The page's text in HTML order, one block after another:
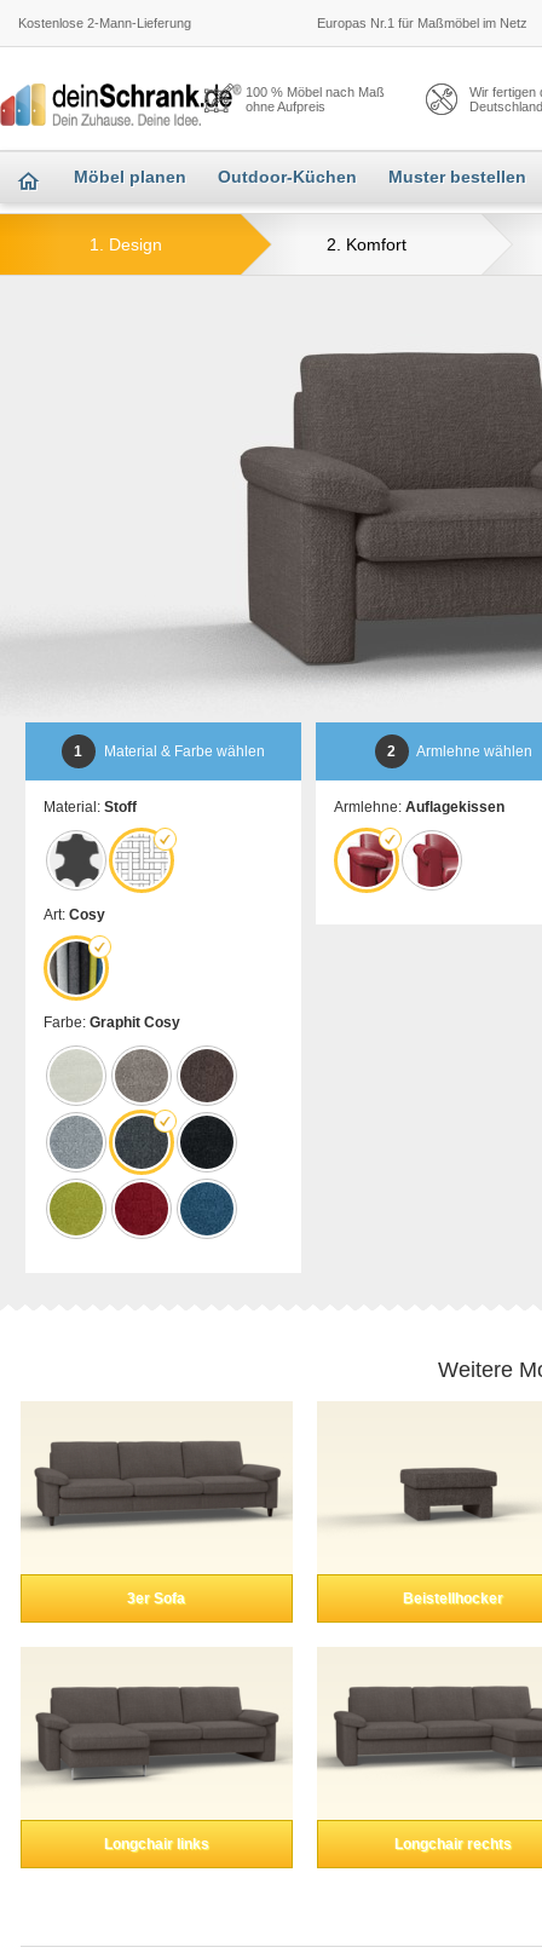
Kostenlose 2-Mann-Lieferung Europas Nr.1 für Maßmöbel im Netz
100 % Möbel nach Maß
ohne Aufpreis
Wir fertigen
Möbel planen Outdoor-Küchen Muster bestellen
2. Komfort
1. Design
1 Material & Farbe wählen
Material: Stoff
Art: Cosy
Farbe: Graphit Cosy
2 Armlehne wählen
Armlehne: Auflagekissen
Weitere
3er Sofa Beistellhocker
Longchair links Longchair rechts